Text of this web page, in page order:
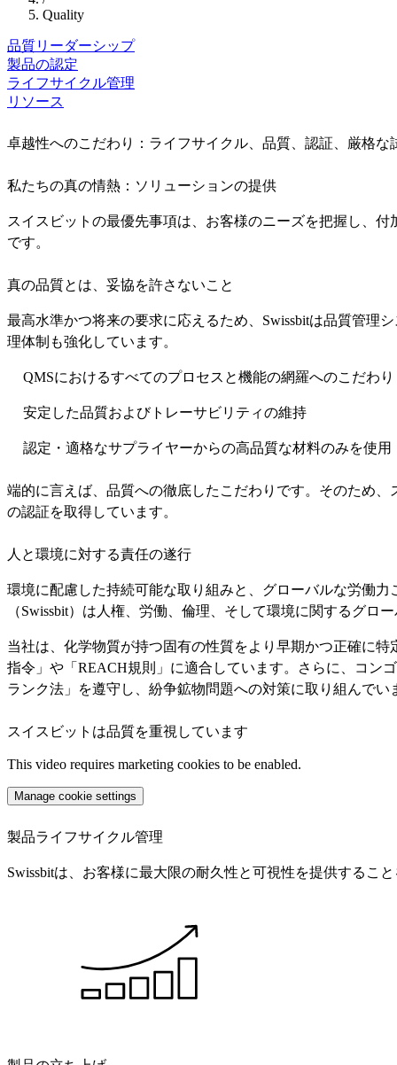
Quality
品質リーダーシップ
製品の認定
ライフサイクル管理
リソース
卓越性へのこだわり：ライフサイクル、品質、認証、厳格な
私たちの真の情熱：ソリューションの提供
スイスビットの最優先事項は、お客様のニーズを把握し、
です。
真の品質とは、妥協を許さないこと
最高水準かつ将来の要求に応えるため、Swissbitは品質管理
理体制も強化しています。
QMSにおけるすべてのプロセスと機能の網羅へのこだわり
安定した品質およびトレーサビリティの維持
認定・適格なサプライヤーからの高品質な材料のみを使用
端的に言えば、品質への徹底したこだわりです。そのため、
の認証を取得しています。
人と環境に対する責任の遂行
環境に配慮した持続可能な取り組みと、グローバルな労働
（Swissbit）は人権、労働、倫理、そして環境に関するグロ
当社は、化学物質が持つ固有の性質をより早期かつ正確に
指令」や「REACH規則」に適合しています。さらに、コン
ランク法」を遵守し、紛争鉱物問題への対策に取り組んでい
スイスビットは品質を重視しています
This video requires marketing cookies to be enabled.
Manage cookie settings
製品ライフサイクル管理
Swissbitは、お客様に最大限の耐久性と可視性を提供するこ